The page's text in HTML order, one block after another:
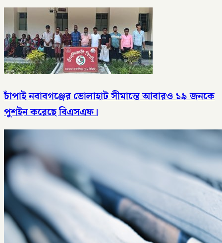
চাঁপাই নবাবগঞ্জের ভোলাহাট সীমান্তে আবারও ১৯ জনকে
পুশইন করেছে বিএসএফ।